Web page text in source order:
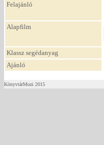
Felajánló
Alapfilm
Klassz segédanyag
Ajánló
KönyvtárMozi 2015